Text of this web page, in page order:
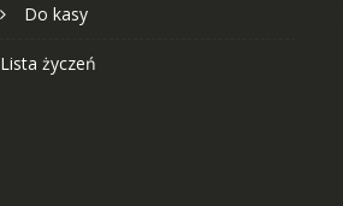
Do kasy
Lista życzeń